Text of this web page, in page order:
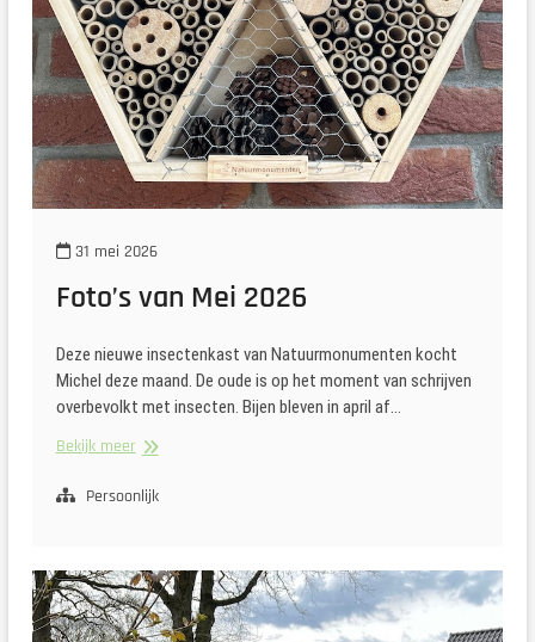
31 mei 2026
Foto’s van Mei 2026
Deze nieuwe insectenkast van Natuurmonumenten kocht
Michel deze maand. De oude is op het moment van schrijven
overbevolkt met insecten. Bijen bleven in april af…
Bekijk meerFoto’s
Mei
Persoonlijk